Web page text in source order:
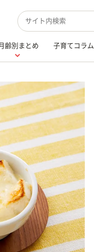
検索キーワード入力
齢別まとめ 子育てコラム